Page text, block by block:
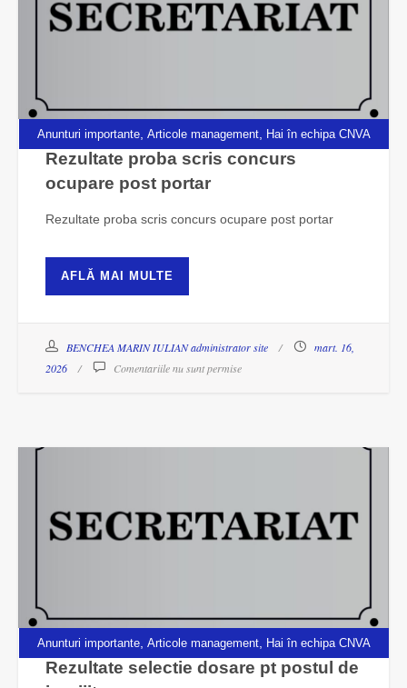
Anunturi importante Articole management Hai în echipa CNVA
Rezultate proba scris concurs
ocupare post portar
Rezultate proba scris concurs ocupare post portar
AFLĂ MAI MULTE
BENCHEA MARIN IULIAN administrator site
mart. 16,
2026
Comentariile nu sunt permise
Anunturi importante Articole management Hai în echipa CNVA
Rezultate selectie dosare pt postul de